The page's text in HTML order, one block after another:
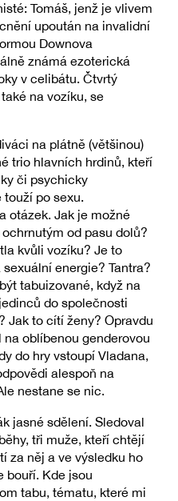
Tomáš, jenž je vlivem
upoután na invalidní
Downova
známá ezoterická
v celibátu. Čtvrtý
na vozíku, se
na plátně (většinou)
trio hlavních hrdinů, kteří
či psychicky
touží po sexu.
otázek. Jak je možné
od pasu dolů?
kvůli vozíku? Je to
energie? Tantra?
tabuizované, když na
do společnosti
Jak to cítí ženy? Opravdu
oblíbenou genderovou
do hry vstoupí Vladana,
alespoň na
nestane se nic.
jasné sdělení. Sledoval
tři muže, kteří chtějí
za něj a ve výsledku ho
bouří. Kde jsou
tabu, tématu, které mi